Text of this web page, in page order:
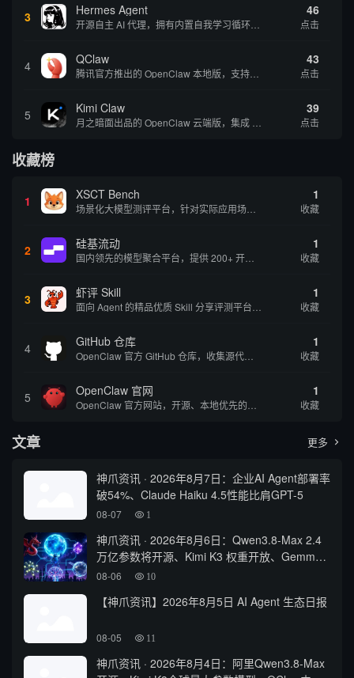
3 Hermes Agent 46
点击
4 QClaw 43
点击
5 Kimi Claw 39
点击
收藏榜
1 XSCT Bench 1
收藏
2 硅基流动 1
收藏
3 虾评 Skill 1
收藏
4 GitHub 仓库 1
收藏
5 OpenClaw 官网 1
收藏
文章 更多 
神爪资讯 · 2026年8月7日：企业AI Agent部署率
破54%、Claude Haiku 4.5性能比肩GPT-5
08-07 1
神爪资讯 · 2026年8月6日：Qwen3.8-Max 2.4
万亿参数将开源、Kimi K3 权重开放、Gemma
4 登顶开源前三
08-06 10
【神爪资讯】2026年8月5日 AI Agent 生态日报
08-05 11
神爪资讯 · 2026年8月4日：阿里Qwen3.8-Max